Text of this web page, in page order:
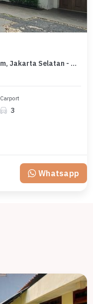
Rumah Area Premium Panglima Polim, Jakarta Selatan - Harga Terbaik 125 Miliar
Carport
3
Whatsapp